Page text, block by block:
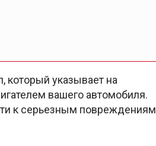
который указывает на
вашего автомобиля.
к серьезным повреждениям